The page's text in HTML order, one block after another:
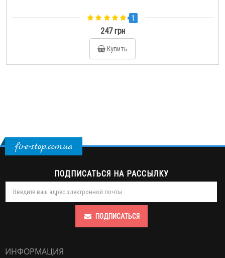
1
247 грн
Купить
fire-stop.com.ua
ПОДПИСАТЬСЯ НА РАССЫЛКУ
ПОДПИСАТЬСЯ
ИНФОРМАЦИЯ